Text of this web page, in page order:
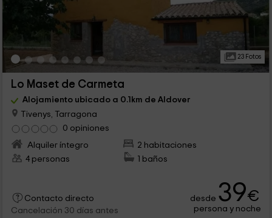
23 Fotos
Lo Maset de Carmeta
Alojamiento ubicado a 0.1km de Aldover
Tivenys, Tarragona
0 opiniones
Alquiler íntegro
2 habitaciones
4 personas
1 baños
Contacto directo
Cancelación 30 días antes
desde 39€
persona y noche